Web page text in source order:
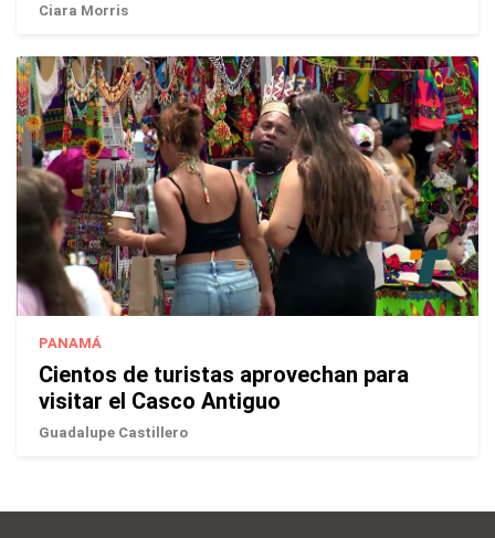
Ciara Morris
PANAMÁ
Cientos de turistas aprovechan para
visitar el Casco Antiguo
Guadalupe Castillero